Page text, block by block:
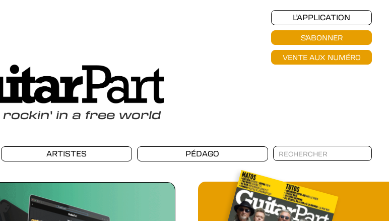
L'APPLICATION
S'ABONNER
VENTE AUX NUMÉRO
rockin' in a free world
ARTISTES PÉDAGO